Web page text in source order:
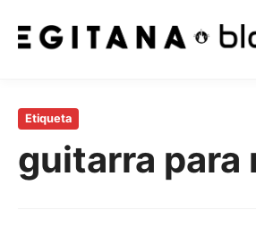
contenido
principal
Etiqueta
guitarra para